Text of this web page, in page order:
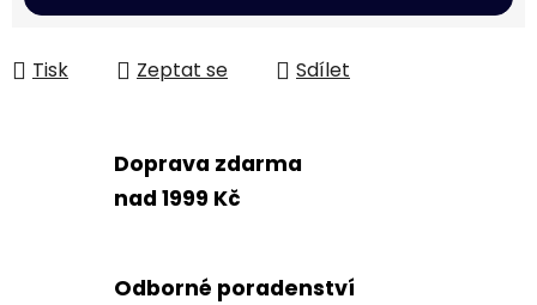
Tisk Zeptat se Sdílet
Doprava zdarma
nad 1999 Kč
Odborné poradenství